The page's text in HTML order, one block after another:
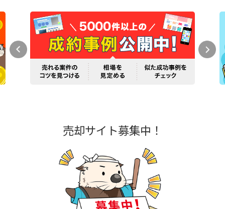
売却サイト募集中！